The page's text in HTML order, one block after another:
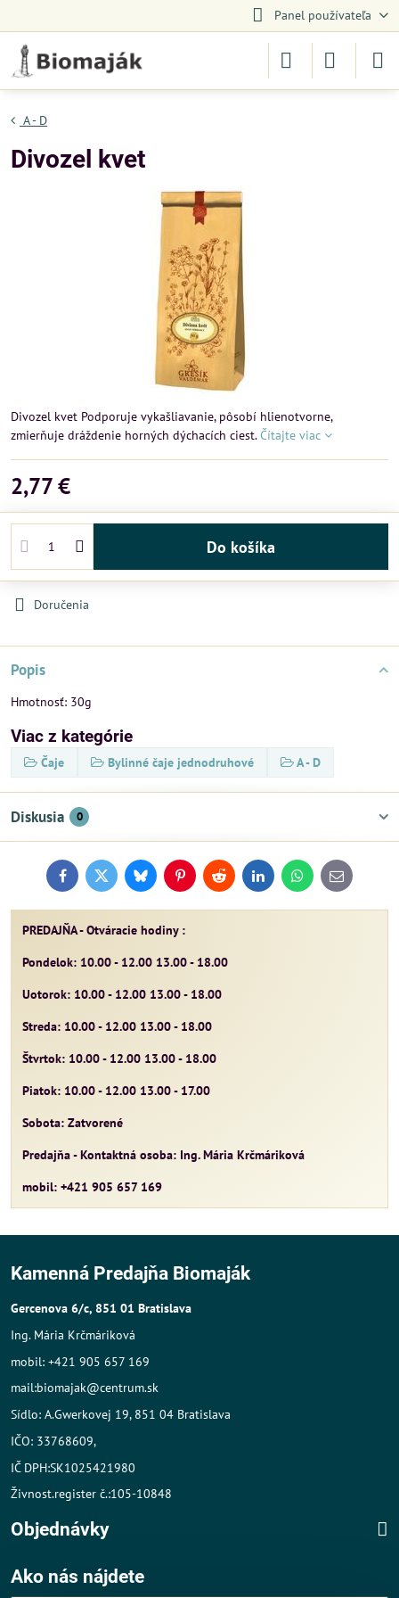
Panel používateľa
A - D
Divozel kvet
Divozel kvet Podporuje vykašliavanie, pôsobí hlienotvorne,
zmierňuje dráždenie horných dýchacích ciest.Čítajte viac
2,77 €
Do košíka
Doručenia
Popis
Hmotnosť: 30g
Viac z kategórie
Čaje Bylinné čaje jednodruhové A - D
Diskusia 0
FacebookTwitterBlueskyPinterestReddit LinkedInWhatsApp
E-
mail
PREDAJŇA - Otváracie hodiny :
Pondelok: 10.00 - 12.00 13.00 - 18.00
Uotorok: 10.00 - 12.00 13.00 - 18.00
Streda: 10.00 - 12.00 13.00 - 18.00
Štvrtok: 10.00 - 12.00 13.00 - 18.00
Piatok: 10.00 - 12.00 13.00 - 17.00
Sobota: Zatvorené
Predajňa - Kontaktná osoba: Ing. Mária Krčmáriková
mobil: +421 905 657 169
Kamenná Predajňa Biomaják
Gercenova 6/c, 851 01 Bratislava
Ing. Mária Krčmáriková
mobil: +421 905 657 169
mail:biomajak@centrum.sk
Sídlo: A.Gwerkovej 19, 851 04 Bratislava
IČO: 33768609,
IČ DPH:SK1025421980
Živnost.register č.:105-10848
Objednávky
Ako nás nájdete